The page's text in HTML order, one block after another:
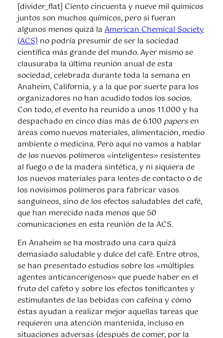
[divider_flat] Ciento cincuenta y nueve mil químicos
juntos son muchos químicos, pero si fueran
algunos menos quizá laAmerican Chemical Society
(ACS)no podría presumir de ser la sociedad
científica más grande del mundo. Ayer mismo se
clausuraba la última reunión anual de esta
sociedad, celebrada durante toda la semana en
Anaheim, California, y a la que por suerte para los
organizadores no han acudido todos los socios.
Con todo, el evento ha reunido a unos 11.000 y ha
despachado en cinco días más de 6.100 papersen
áreas como nuevos materiales, alimentación, medio
ambiente o medicina. Pero aquí no vamos a hablar
de los nuevos polímeros «inteligentes» resistentes
al fuego o de la madera sintética, y ni siquiera de
los nuevos materiales para lentes de contacto o de
los novísimos polímeros para fabricar vasos
sanguíneos, sino de los efectos saludables del café,
que han merecido nada menos que 50
comunicaciones en esta reunión de la ACS.
En Anaheim se ha mostrado una cara quizá
demasiado saludable y dulce del café. Entre otros,
se han presentado estudios sobre los «múltiples
agentes anticancerígenos» que puede haber en el
fruto del cafeto y sobre los efectos tonificantes y
estimulantes de las bebidas con cafeína y cómo
éstas ayudan a realizar mejor aquellas tareas que
requieren una atención mantenida, incluso en
situaciones adversas (después de comer, por la